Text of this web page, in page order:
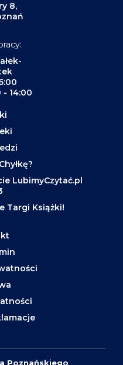
8,
14:00
LubimyCzytać.pl
Targi Książki!
Poznańskiego